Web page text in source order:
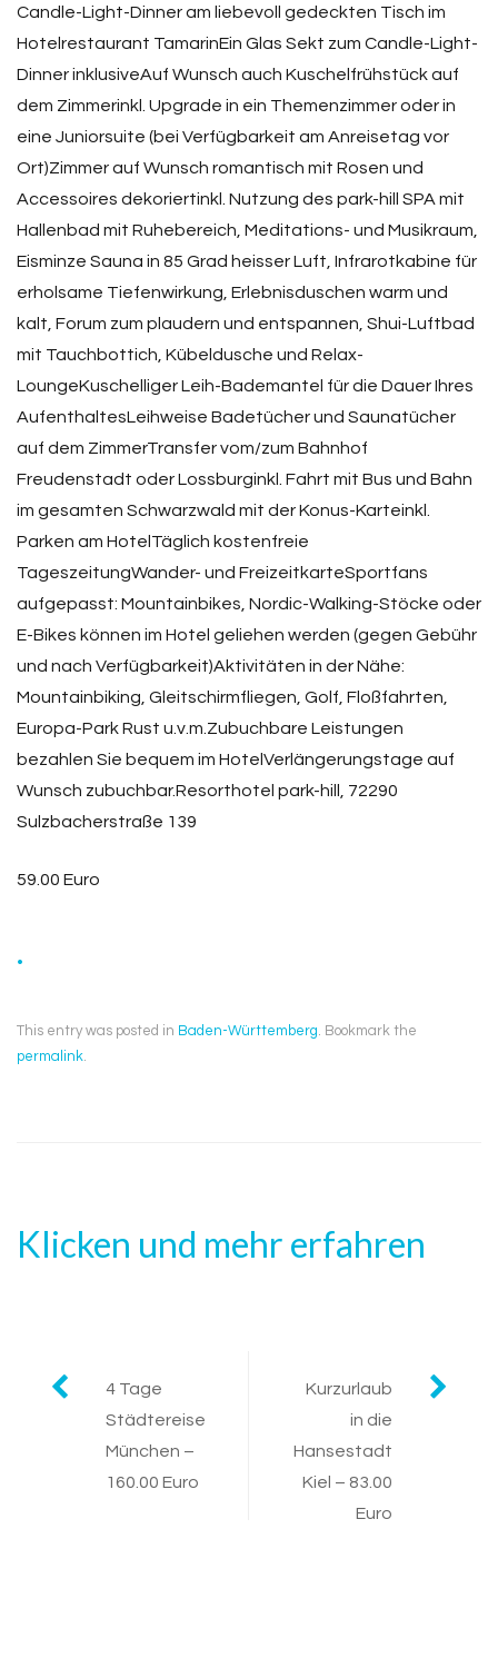
Candle-Light-Dinner am liebevoll gedeckten Tisch im
Hotelrestaurant TamarinEin Glas Sekt zum Candle-Light-
Dinner inklusiveAuf Wunsch auch Kuschelfrühstück auf
dem Zimmerinkl. Upgrade in ein Themenzimmer oder in
eine Juniorsuite (bei Verfügbarkeit am Anreisetag vor
Ort)Zimmer auf Wunsch romantisch mit Rosen und
Accessoires dekoriertinkl. Nutzung des park-hill SPA mit
Hallenbad mit Ruhebereich, Meditations- und Musikraum,
Eisminze Sauna in 85 Grad heisser Luft, Infrarotkabine für
erholsame Tiefenwirkung, Erlebnisduschen warm und
kalt, Forum zum plaudern und entspannen, Shui-Luftbad
mit Tauchbottich, Kübeldusche und Relax-
LoungeKuschelliger Leih-Bademantel für die Dauer Ihres
AufenthaltesLeihweise Badetücher und Saunatücher
auf dem ZimmerTransfer vom/zum Bahnhof
Freudenstadt oder Lossburginkl. Fahrt mit Bus und Bahn
im gesamten Schwarzwald mit der Konus-Karteinkl.
Parken am HotelTäglich kostenfreie
TageszeitungWander- und FreizeitkarteSportfans
aufgepasst: Mountainbikes, Nordic-Walking-Stöcke oder
E-Bikes können im Hotel geliehen werden (gegen Gebühr
und nach Verfügbarkeit)Aktivitäten in der Nähe:
Mountainbiking, Gleitschirmfliegen, Golf, Floßfahrten,
Europa-Park Rust u.v.m.Zubuchbare Leistungen
bezahlen Sie bequem im HotelVerlängerungstage auf
Wunsch zubuchbar.Resorthotel park-hill, 72290
Sulzbacherstraße 139
59.00 Euro
.
This entry was posted in Baden-Württemberg. Bookmark the
permalink.
Klicken und mehr erfahren
Post
navigation
4 Tage
Städtereise
München –
160.00 Euro
Kurzurlaub
in die
Hansestadt
Kiel – 83.00
Euro